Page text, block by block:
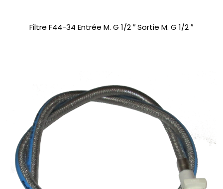
Filtre F44-34 Entrée M. G 1/2 ″ Sortie M. G 1/2 ″